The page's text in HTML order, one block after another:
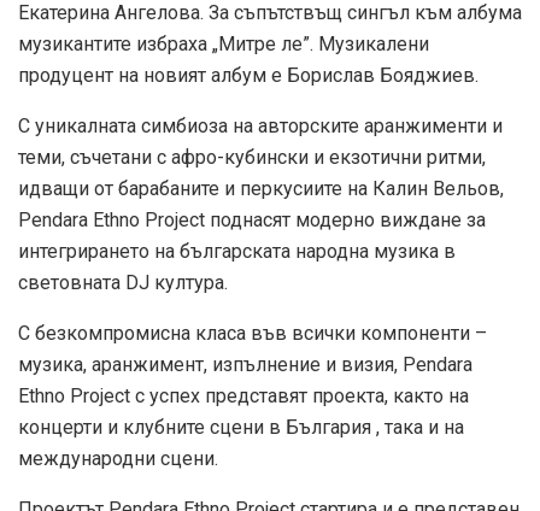
Екатерина Ангелова. За съпътствъщ сингъл към албума
музикантите избраха „Митре ле”. Музикалени
продуцент на новият албум е Борислав Бояджиев.
С уникалната симбиоза на авторските аранжименти и
теми, съчетани с афро-кубински и екзотични ритми,
идващи от барабаните и перкусиите на Калин Вельов,
Pendara Ethno Project поднасят модерно виждане за
интегрирането на българската народна музика в
световната DJ култура.
С безкомпромисна класа във всички компоненти –
музика, аранжимент, изпълнение и визия, Pendara
Ethno Project с успех представят проекта, както на
концерти и клубните сцени в България , така и на
международни сцени.